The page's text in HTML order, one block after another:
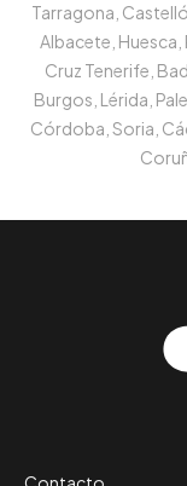
Tarragona,
Albacete,
Cruz Tenerife,
Burgos, Lérida,
Córdoba, Soria,